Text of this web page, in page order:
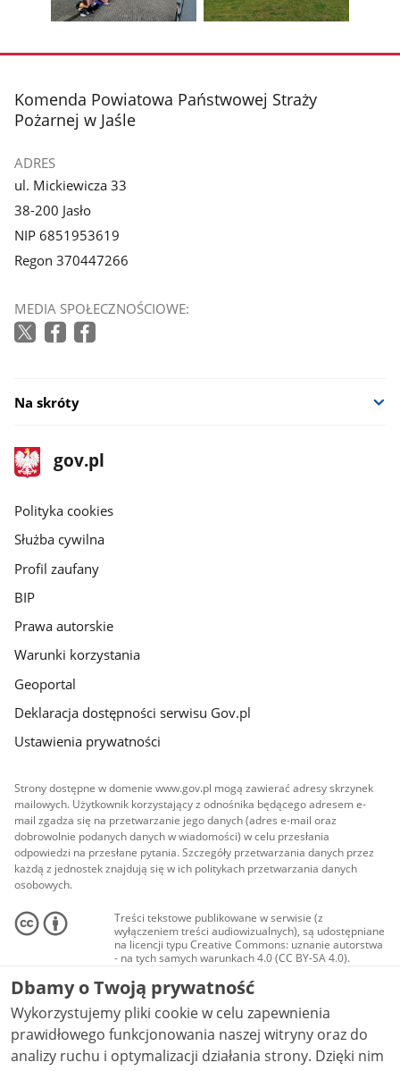
galerii.
galerii.
zdjęcie
galerii.
zdjęcie
z
galerii.
stopka
Komenda Powiatowa Państwowej Straży
Pożarnej w Jaśle
ADRES
ul. Mickiewicza 33
38-200 Jasło
NIP 6851953619
Regon 370447266
MEDIA SPOŁECZNOŚCIOWE:
Na skróty
stopka
gov.pl
Strona
gov.pl
gov.pl
Polityka cookies
Służba cywilna
Profil zaufany
BIP
Prawa autorskie
Warunki korzystania
Geoportal
Deklaracja dostępności serwisu Gov.pl
Ustawienia prywatności
Strony dostępne w domenie www.gov.pl mogą zawierać adresy skrzynek
mailowych. Użytkownik korzystający z odnośnika będącego adresem e-
mail zgadza się na przetwarzanie jego danych (adres e-mail oraz
dobrowolnie podanych danych w wiadomości) w celu przesłania
odpowiedzi na przesłane pytania. Szczegóły przetwarzania danych przez
każdą z jednostek znajdują się w ich politykach przetwarzania danych
osobowych.
Treści tekstowe publikowane w serwisie (z
wyłączeniem treści audiowizualnych), są udostępniane
na licencji typu Creative Commons: uznanie autorstwa
- na tych samych warunkach 4.0 (CC BY-SA 4.0).
Materiały audiowizualne, w tym zdjęcia, materiały
audio i wideo, są udostępniane na licencji typu
Creative Commons: uznanie autorstwa użycie
niekomercyjne - bez utworów zależnych 4.0 (CC BY-
NC-ND 4.0), o ile nie jest to stwierdzone inaczej.
Dbamy o Twoją prywatność
Wykorzystujemy pliki cookie w celu zapewnienia
prawidłowego funkcjonowania naszej witryny oraz do
analizy ruchu i optymalizacji działania strony. Dzięki nim